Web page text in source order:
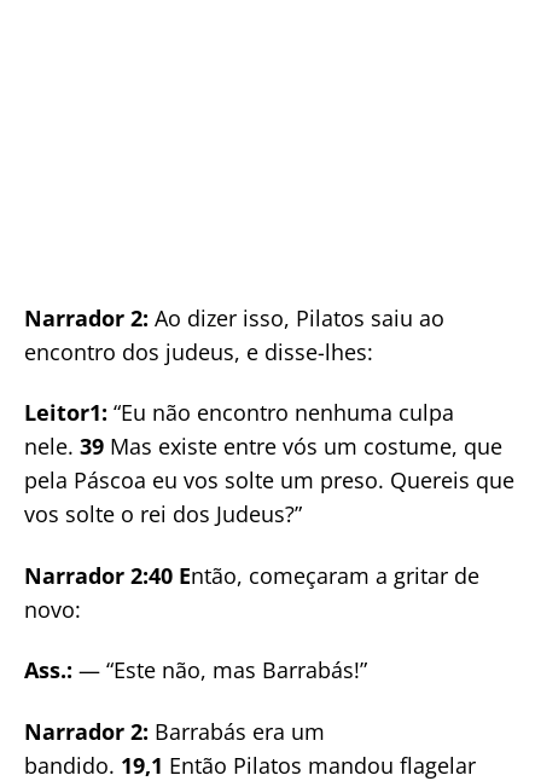
Narrador 2: Ao dizer isso, Pilatos saiu ao
encontro dos judeus, e disse-lhes:
Leitor1: “Eu não encontro nenhuma culpa
nele. 39 Mas existe entre vós um costume, que
pela Páscoa eu vos solte um preso. Quereis que
vos solte o rei dos Judeus?”
Narrador 2:40 Então, começaram a gritar de
novo:
Ass.: — “Este não, mas Barrabás!”
Narrador 2: Barrabás era um
bandido. 19,1 Então Pilatos mandou flagelar